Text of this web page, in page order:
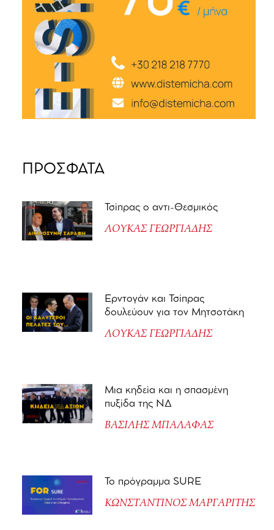
ΠΡΟΣΦΑΤΑ
Τσίπρας ο αντι-Θεσμικός
ΛΟΥΚΑΣ ΓΕΩΡΓΙΑΔΗΣ
Ερντογάν και Τσίπρας
δουλεύουν για τον Μητσοτάκη
ΛΟΥΚΑΣ ΓΕΩΡΓΙΑΔΗΣ
Μια κηδεία και η σπασμένη
πυξίδα της ΝΔ
ΒΑΣΙΛΗΣ ΜΠΑΛΑΦΑΣ
Το πρόγραμμα SURE
ΚΩΝΣΤΑΝΤΙΝΟΣ ΜΑΡΓΑΡΙΤΗΣ